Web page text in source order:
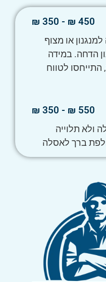
450 ₪ - 350 ₪
או מצוף
הדחה. במידה
התייחסו לטווח
550 ₪ - 350 ₪
ולא תלוייה
ברך לאסלה